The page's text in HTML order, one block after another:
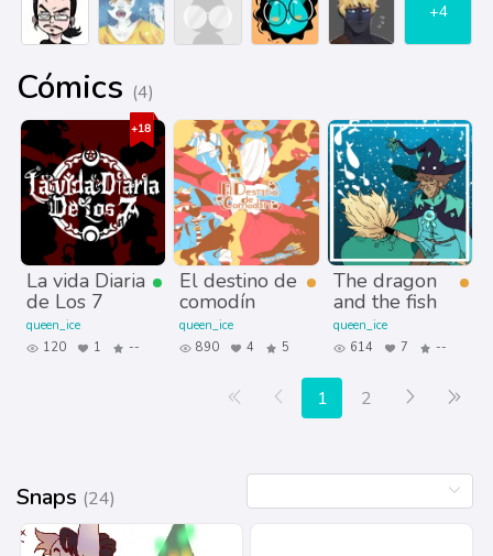
+4
Cómics (4)
La vida Diaria
de Los 7
queen_ice
120
1 --
El destino de
comodín
queen_ice
890
4 5
The dragon
and the fish
queen_ice
614
7 --
Primera página
Anterior
1 2 Siguiente
Snaps (24)